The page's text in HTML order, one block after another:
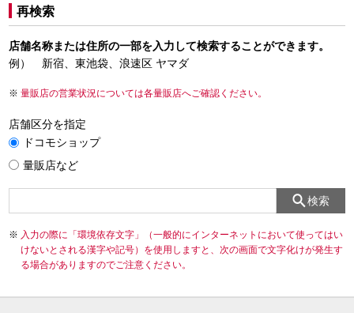
再検索
店舗名称または住所の一部を入力して検索することができます。
例） 新宿、東池袋、浪速区 ヤマダ
量販店の営業状況については各量販店へご確認ください。
店舗区分を指定
ドコモショップ
量販店など
検索
入力の際に「環境依存文字」（一般的にインターネットにおいて使ってはい
けないとされる漢字や記号）を使用しますと、次の画面で文字化けが発生す
る場合がありますのでご注意ください。